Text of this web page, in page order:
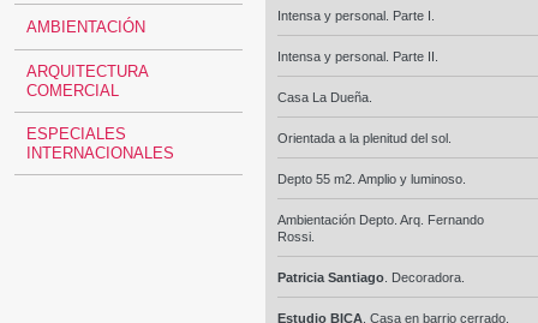
AMBIENTACIÓN
ARQUITECTURA
COMERCIAL
ESPECIALES
INTERNACIONALES
Intensa y personal. Parte I.
Intensa y personal. Parte II.
Casa La Dueña.
Orientada a la plenitud del sol.
Depto 55 m2. Amplio y luminoso.
Ambientación Depto. Arq. Fernando
Rossi.
Patricia Santiago . Decoradora.
Estudio BICA . Casa en barrio cerrado.